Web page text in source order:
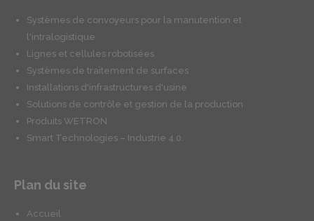
Systèmes de convoyeurs pour la manutention et
l'intralogistique
Lignes et cellules robotisées
Systèmes de traitement de surfaces
Installations d'infrastructures d'usine
Solutions de contrôle et gestion de la production
Produits WETRON
Smart Technologies – Industrie 4.0.
Plan du site
Accueil